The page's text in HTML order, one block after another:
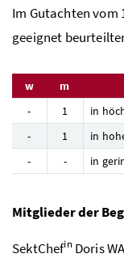
Im Gutachten vom
geeignet
w
m
-
1
in
-
1
in
-
- in
Mitglieder der
SektChefinDoris